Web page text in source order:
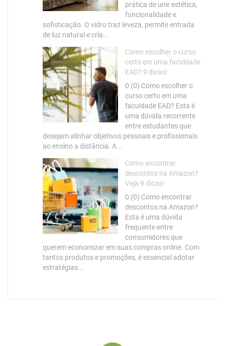
prática de unir estética,
funcionalidade e
sofisticação. O vidro traz leveza, permite entrada
de luz natural e cria...
Como escolher o curso
certo em uma faculdade
EAD? 9 dicas!
0 (0) Como escolher o
curso certo em uma
faculdade EAD? Esta é
uma dúvida recorrente
entre estudantes que
desejam alinhar objetivos pessoais e profissionais
ao ensino a distância. A...
Como encontrar
descontos na Amazon?
Veja 9 dicas!
0 (0) Como encontrar
descontos na Amazon?
Esta é uma dúvida
frequente entre
consumidores que
querem economizar em suas compras online. Com
tantos produtos e promoções, é essencial adotar
estratégias...